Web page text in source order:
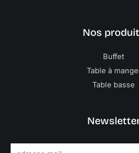
Nos
Buffet
Table à
Table basse